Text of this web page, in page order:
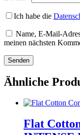
Ich habe die
Name, E-Mail-
meinen nächsten
Ähnliche
Flat